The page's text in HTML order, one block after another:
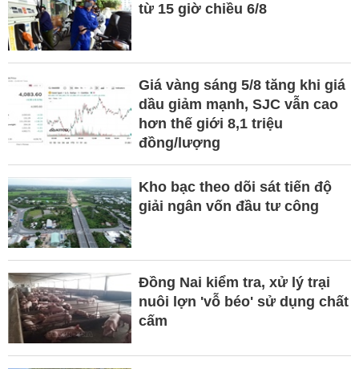
từ 15 giờ chiều 6/8
Giá vàng sáng 5/8 tăng khi giá
dầu giảm mạnh, SJC vẫn cao
hơn thế giới 8,1 triệu
đồng/lượng
Kho bạc theo dõi sát tiến độ
giải ngân vốn đầu tư công
Đồng Nai kiểm tra, xử lý trại
nuôi lợn 'vỗ béo' sử dụng chất
cấm